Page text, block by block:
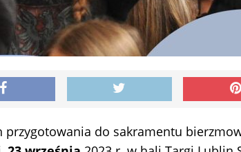
przygotowania do sakramentu